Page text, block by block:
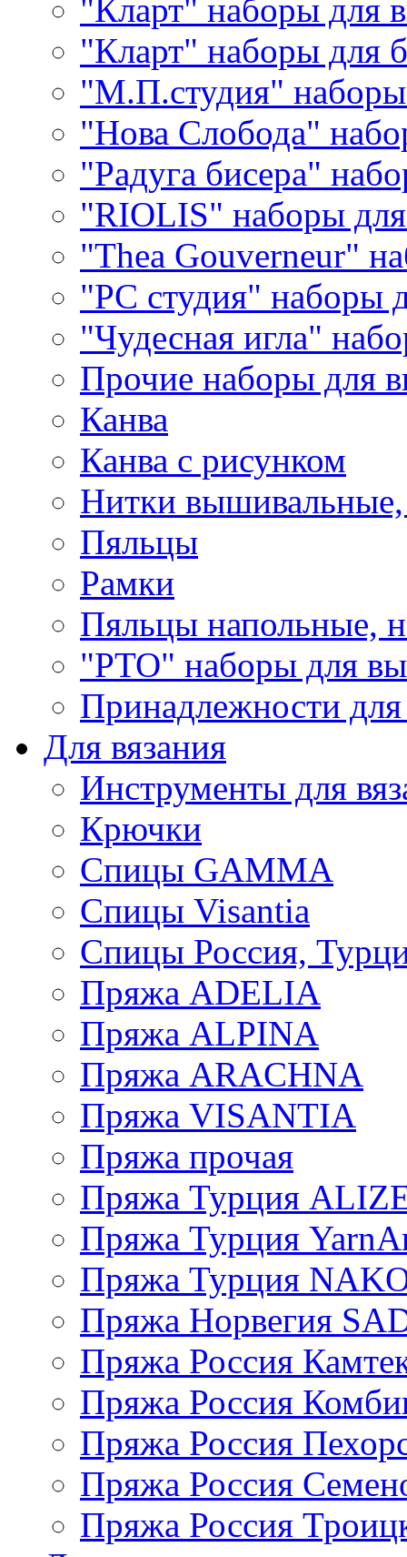
"Кларт" наборы для
"Кларт" наборы для
"М.П.студия"
"Нова Слобода"
"Радуга бисера"
"RIOLIS" наборы
"Thea Gouverneur"
"РС студия" наборы
"Чудесная игла"
Прочие наборы для
Канва
Канва с рисунком
Нитки
Пяльцы
Рамки
Пяльцы напольные,
"РТО" наборы для
Принадлежности
Для вязания
Инструменты для
Крючки
Спицы GAMMA
Спицы Visantia
Спицы Россия,
Пряжа ADELIA
Пряжа ALPINA
Пряжа ARACHNA
Пряжа VISANTIA
Пряжа прочая
Пряжа Турция
Пряжа Турция
Пряжа Турция
Пряжа Норвегия
Пряжа Россия
Пряжа Россия
Пряжа Россия
Пряжа Россия
Пряжа Россия